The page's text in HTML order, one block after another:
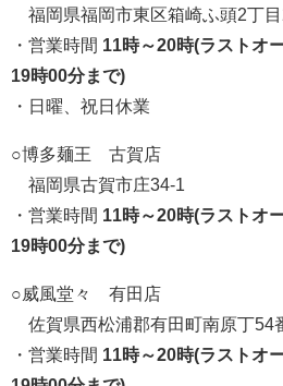
福岡県福岡市東区箱崎ふ頭2丁
・営業時間 11時～20時(ラストオ
19時00分まで)
・日曜、祝日休業
○博多麺王 古賀店
福岡県古賀市庄34-1
・営業時間 11時～20時(ラストオ
19時00分まで)
○威風堂々 有田店
佐賀県西松浦郡有田町南原丁54
・営業時間 11時～20時(ラストオ